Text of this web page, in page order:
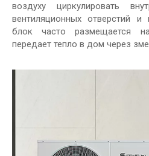
воздуху циркулировать
вентиляционных отверстий и
блок часто размещается
передает тепло в дом через